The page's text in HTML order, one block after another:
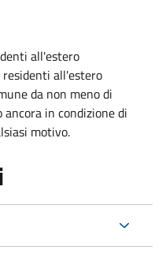
all'estero
all'estero
da non meno di
in condizione di
motivo.